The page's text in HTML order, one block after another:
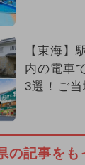
【東海】
内の電車
3選！ご当
の記事をも